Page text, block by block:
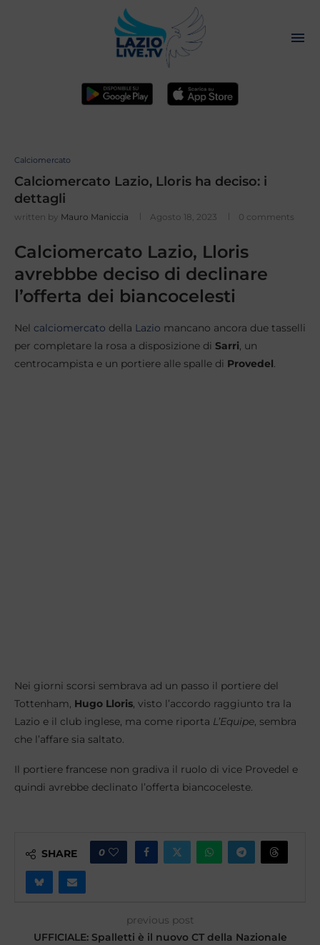
Calciomercato
Calciomercato Lazio, Lloris ha deciso: i
dettagli
written by Mauro Maniccia Agosto 18, 2023 0 comments
Calciomercato Lazio, Lloris
avrebbbe deciso di declinare
l’offerta dei biancocelesti
Nel calciomercato della Lazio mancano ancora due tasselli
per completare la rosa a disposizione di Sarri, un
centrocampista e un portiere alle spalle di Provedel.
Nei giorni scorsi sembrava ad un passo il portiere del
Tottenham, Hugo Lloris, visto l’accordo raggiunto tra la
Lazio e il club inglese, ma come riporta L’Equipe, sembra
che l’affare sia saltato.
Il portiere francese non gradiva il ruolo di vice Provedel e
quindi avrebbe declinato l’offerta biancoceleste.
SHARE 0
previous post
UFFICIALE: Spalletti è il nuovo CT della Nazionale